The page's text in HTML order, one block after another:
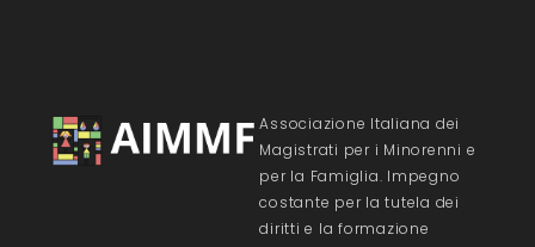
Associazione Italiana dei
Magistrati per i Minorenni e
per la Famiglia. Impegno
costante per la tutela dei
diritti e la formazione